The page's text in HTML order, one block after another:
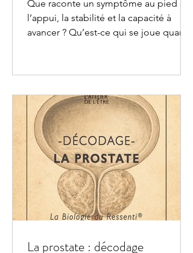
Que raconte un symptôme au pied sur
l’appui, la stabilité et la capacité à
avancer ? Qu’est-ce qui se joue quand
: respect, place, territoire - de “se faire
“gêne” parlait d’une empreinte plus
ancienne ?
La prostate : décodage